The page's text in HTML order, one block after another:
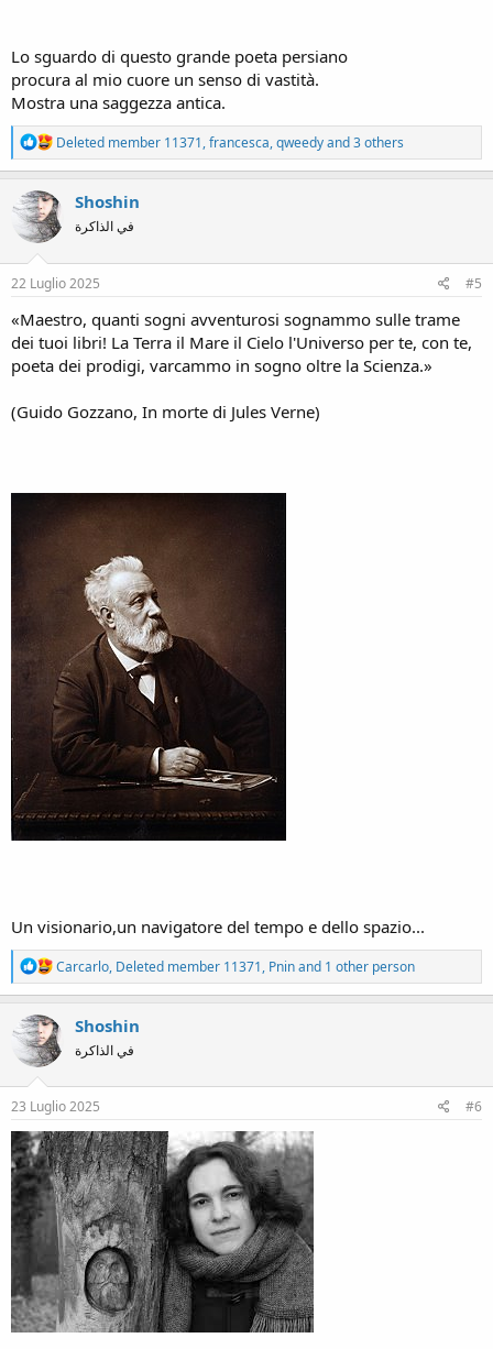
Lo sguardo di questo grande poeta persiano
procura al mio cuore un senso di vastità.
Mostra una saggezza antica.
R
e
a
c
t
i
n
s
Deleted member 11371,francesca,qweedyand 3 others
Shoshin
في الذاكرة
22 Luglio 2025 #5
«Maestro, quanti sogni avventurosi sognammo sulle trame
dei tuoi libri! La Terra il Mare il Cielo l'Universo per te, con te,
poeta dei prodigi, varcammo in sogno oltre la Scienza.»
(Guido Gozzano, In morte di Jules Verne)
Un visionario,un navigatore del tempo e dello spazio...
R
e
a
c
t
i
n
s
Carcarlo, Deleted member 11371, Pninand 1 other person
Shoshin
في الذاكرة
23 Luglio 2025 #6